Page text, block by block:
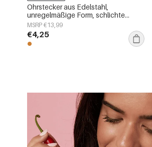
Ohrstecker aus Edelstahl,
unregelmäßige Form, schlichte
Alltags-Serie, Damenschmuck
MSRP €13,99
€4,25